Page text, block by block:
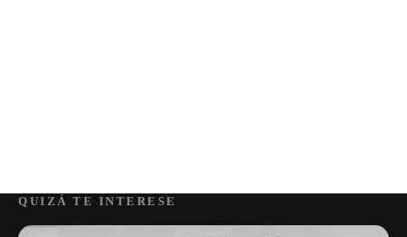
QUIZÁ TE INTERESE